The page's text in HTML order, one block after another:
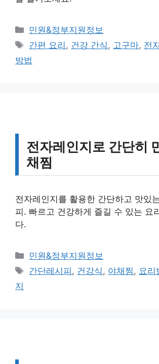
카
테
리
민원&정부지원정보
태
그
간편 요리 , 건강 간식, 고구마, 전
방법
전자레인지로 간단히
채찜
전자레인지를 활용한 간단하고 맛있
피. 빠르고 건강하게 즐길 수 있는 요
다.
카
테
민원&정부지원정보
태
간단레시피 , 건강식, 야채찜, 요리
지